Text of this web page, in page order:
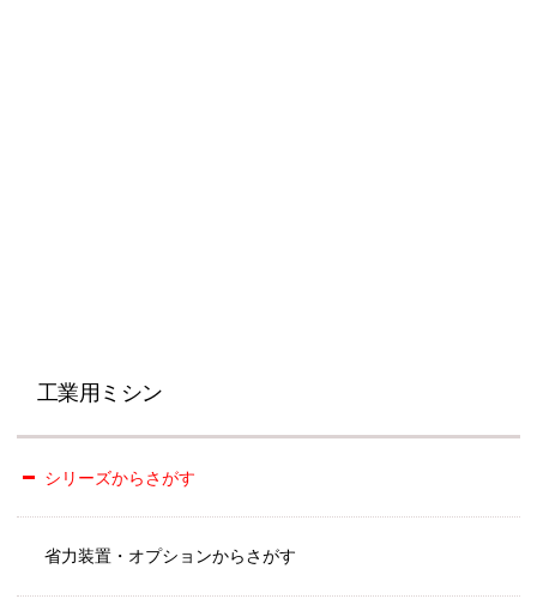
工業用ミシン
シリーズからさがす
省力装置・オプションからさがす